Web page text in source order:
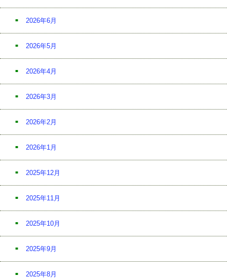
2026年6月
2026年5月
2026年4月
2026年3月
2026年2月
2026年1月
2025年12月
2025年11月
2025年10月
2025年9月
2025年8月